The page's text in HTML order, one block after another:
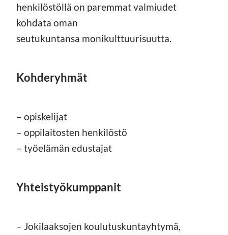
henkilöstöllä on paremmat valmiudet
kohdata oman
seutukuntansa monikulttuurisuutta.
Kohderyhmät
– opiskelijat
– oppilaitosten henkilöstö
– työelämän edustajat
Yhteistyökumppanit
– Jokilaaksojen koulutuskuntayhtymä,